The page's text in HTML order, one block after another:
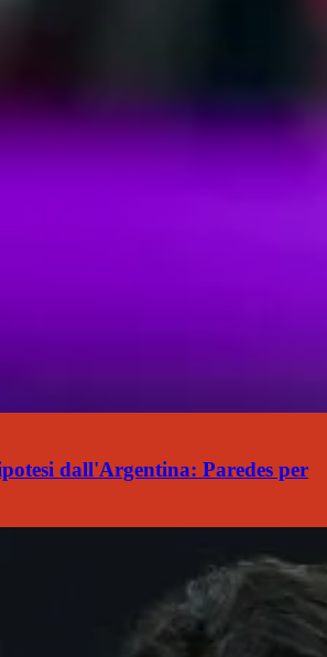
dall'Argentina: Paredes per